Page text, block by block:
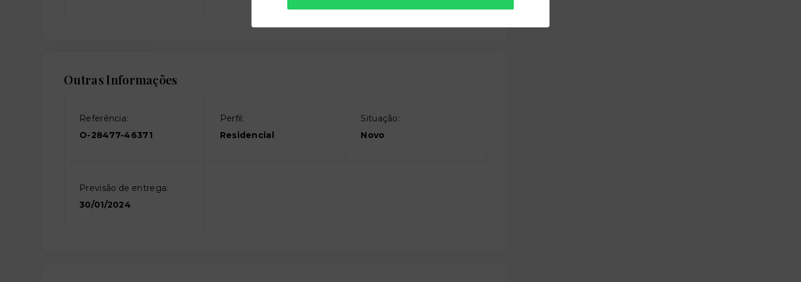
Outras Informações
Referência:
O-28477-46371
Perfil:
Residencial
Situação:
Novo
Previsão de entrega:
30/01/2024